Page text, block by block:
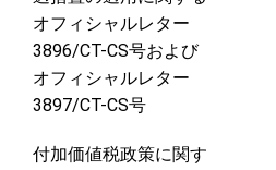
オフィシャルレター
3896/CT-CS号および
オフィシャルレター
3897/CT-CS号
付加価値税政策に関す